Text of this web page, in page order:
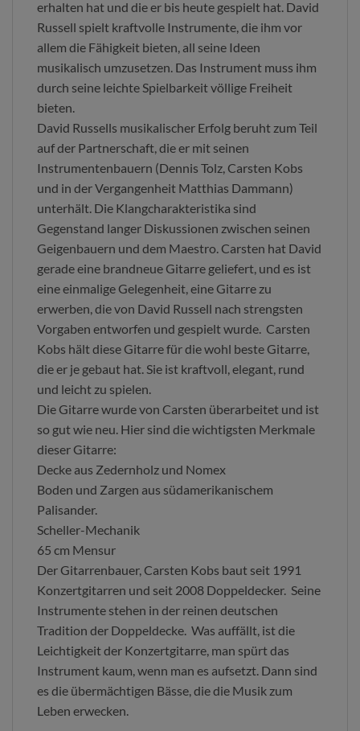
erhalten hat und die er bis heute gespielt hat. David
Russell spielt kraftvolle Instrumente, die ihm vor
allem die Fähigkeit bieten, all seine Ideen
musikalisch umzusetzen. Das Instrument muss ihm
durch seine leichte Spielbarkeit völlige Freiheit
bieten.
David Russells musikalischer Erfolg beruht zum Teil
auf der Partnerschaft, die er mit seinen
Instrumentenbauern (Dennis Tolz, Carsten Kobs
und in der Vergangenheit Matthias Dammann)
unterhält. Die Klangcharakteristika sind
Gegenstand langer Diskussionen zwischen seinen
Geigenbauern und dem Maestro. Carsten hat David
gerade eine brandneue Gitarre geliefert, und es ist
eine einmalige Gelegenheit, eine Gitarre zu
erwerben, die von David Russell nach strengsten
Vorgaben entworfen und gespielt wurde. Carsten
Kobs hält diese Gitarre für die wohl beste Gitarre,
die er je gebaut hat. Sie ist kraftvoll, elegant, rund
und leicht zu spielen.
Die Gitarre wurde von Carsten überarbeitet und ist
so gut wie neu. Hier sind die wichtigsten Merkmale
dieser Gitarre:
Decke aus Zedernholz und Nomex
Boden und Zargen aus südamerikanischem
Palisander.
Scheller-Mechanik
65 cm Mensur
Der Gitarrenbauer, Carsten Kobs baut seit 1991
Konzertgitarren und seit 2008 Doppeldecker. Seine
Instrumente stehen in der reinen deutschen
Tradition der Doppeldecke. Was auffällt, ist die
Leichtigkeit der Konzertgitarre, man spürt das
Instrument kaum, wenn man es aufsetzt. Dann sind
es die übermächtigen Bässe, die die Musik zum
Leben erwecken.